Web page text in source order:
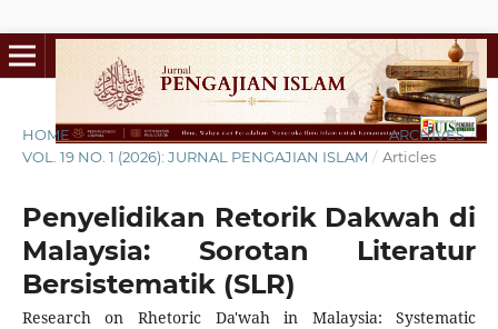
HOME / ARCHIVES /
VOL. 19 NO. 1 (2026): JURNAL PENGAJIAN ISLAM / Articles
Penyelidikan Retorik Dakwah di
Malaysia: Sorotan Literatur
Bersistematik (SLR)
Research on Rhetoric Da'wah in Malaysia: Systematic